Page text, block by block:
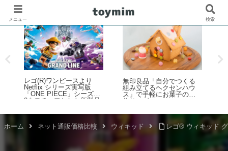
レゴ(R)ワンピースより
Netflix シリーズ実写版
「ONE PIECE」シーズン
2をモチーフとした新製品
月9日予約開始・8月1日発
無印良品「自分でつくる
組み立てるヘクセンハウ
ス」で手軽にお菓子の家
作りレビュー
ホーム ネット通販価格比較 ウィキッド レゴ® ウィキッド
メニュー 検索